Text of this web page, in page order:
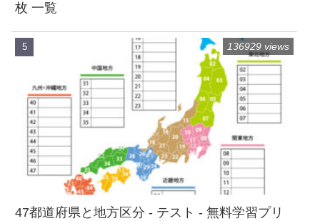
枚 一覧
47都道府県と地方区分 - テスト - 無料学習プリ
136929 views